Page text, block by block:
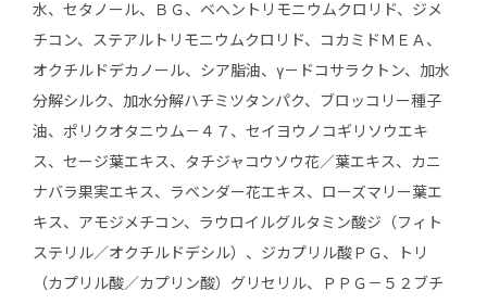
水、セタノール、ＢＧ、ベヘントリモニウムクロリド、ジメ
チコン、ステアルトリモニウムクロリド、コカミドＭＥＡ、
オクチルドデカノール、シア脂油、γ－ドコサラクトン、加水
分解シルク、加水分解ハチミツタンパク、ブロッコリー種子
油、ポリクオタニウム－４７、セイヨウノコギリソウエキ
ス、セージ葉エキス、タチジャコウソウ花／葉エキス、カニ
ナバラ果実エキス、ラベンダー花エキス、ローズマリー葉エ
キス、アモジメチコン、ラウロイルグルタミン酸ジ（フィト
ステリル／オクチルドデシル）、ジカプリル酸ＰＧ、トリ
（カプリル酸／カプリン酸）グリセリル、ＰＰＧ－５２ブチ